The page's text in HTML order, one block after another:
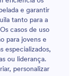
e garantir
tanto para a
casos de uso
para jovens e
especializados,
ou liderança.
personalizar